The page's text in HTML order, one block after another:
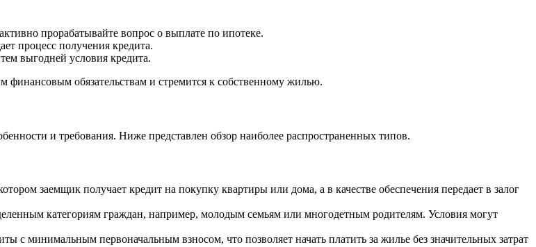
прорабатывайте вопрос о выплате по ипотеке.
процесс получения кредита.
выгодней условия кредита.
финансовым обязательствам и стремится к собственному жилью.
и требования. Ниже представлен обзор наиболее распространенных типов.
заемщик получает кредит на покупку квартиры или дома, а в качестве обеспечения передает в залог
категориям граждан, например, молодым семьям или многодетным родителям. Условия могут
с минимальным первоначальным взносом, что позволяет начать платить за жилье без значительных затрат